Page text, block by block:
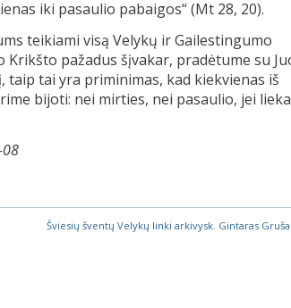
iki pasaulio pabaigos“ (Mt 28, 20).
teikiami visą Velykų ir Gailestingumo
Krikšto pažadus šįvakar, pradėtume su
taip tai yra priminimas, kad kiekvienas iš
bijoti: nei mirties, nei pasaulio, jei
Šviesių šventų Velykų linki arkivysk. Gintaras